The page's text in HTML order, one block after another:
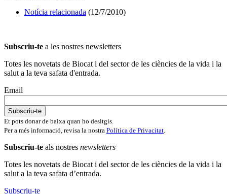
Notícia relacionada (12/7/2010)
Subscriu-te a les nostres newsletters
Totes les novetats de Biocat i del sector de les ciències de la vida i la
salut a la teva safata d'entrada.
Email
Et pots donar de baixa quan ho desitgis.
Per a més informació, revisa la nostra Política de Privacitat.
Subscriu-te als nostres newsletters
Totes les novetats de Biocat i del sector de les ciències de la vida i la
salut a la teva safata d’entrada.
Subscriu-te